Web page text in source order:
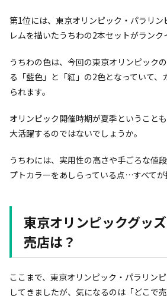
第1位には、東京オリンピック・パラリ
レムを描いたうちわの2本セットがランク
うちわの色は、今回の東京オリンピック
る「藍色」と「紅」の2色となっていて、
られます。
オリンピック開催時期が夏季ということ
大活躍するのではないでしょうか。
うちわには、実用性の高さや手ごろな値
プトカラーをあしらっている点…すべてが
東京オリンピックグッ
売店は？
ここまで、東京オリンピック・パラリン
してきましたが、気になるのは「どこで